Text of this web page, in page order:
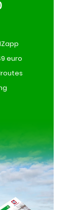
euro